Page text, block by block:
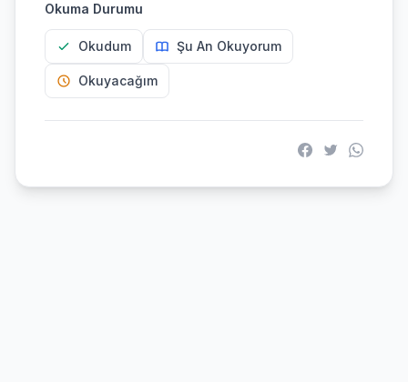
Okuma Durumu
Okudum Şu An Okuyorum
Okuyacağım